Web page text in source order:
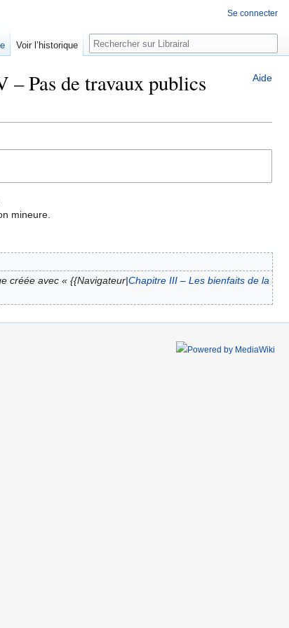
Aide
Pas de travaux publics
mineure.
créée avec « {{Navigateur|Chapitre III – Les bienfaits de la
Se connecter
Voir l’historique Rechercher